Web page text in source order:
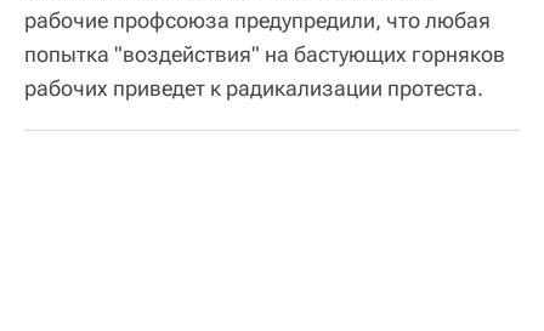
рабочие профсоюза предупредили, что любая
попытка "воздействия" на бастующих горняков
рабочих приведет к радикализации протеста.